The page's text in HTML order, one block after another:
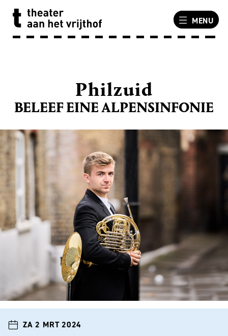
MENU
BELEEF EINE ALPENSINFONIE
Philzuid
ZA 2 MRT 2024